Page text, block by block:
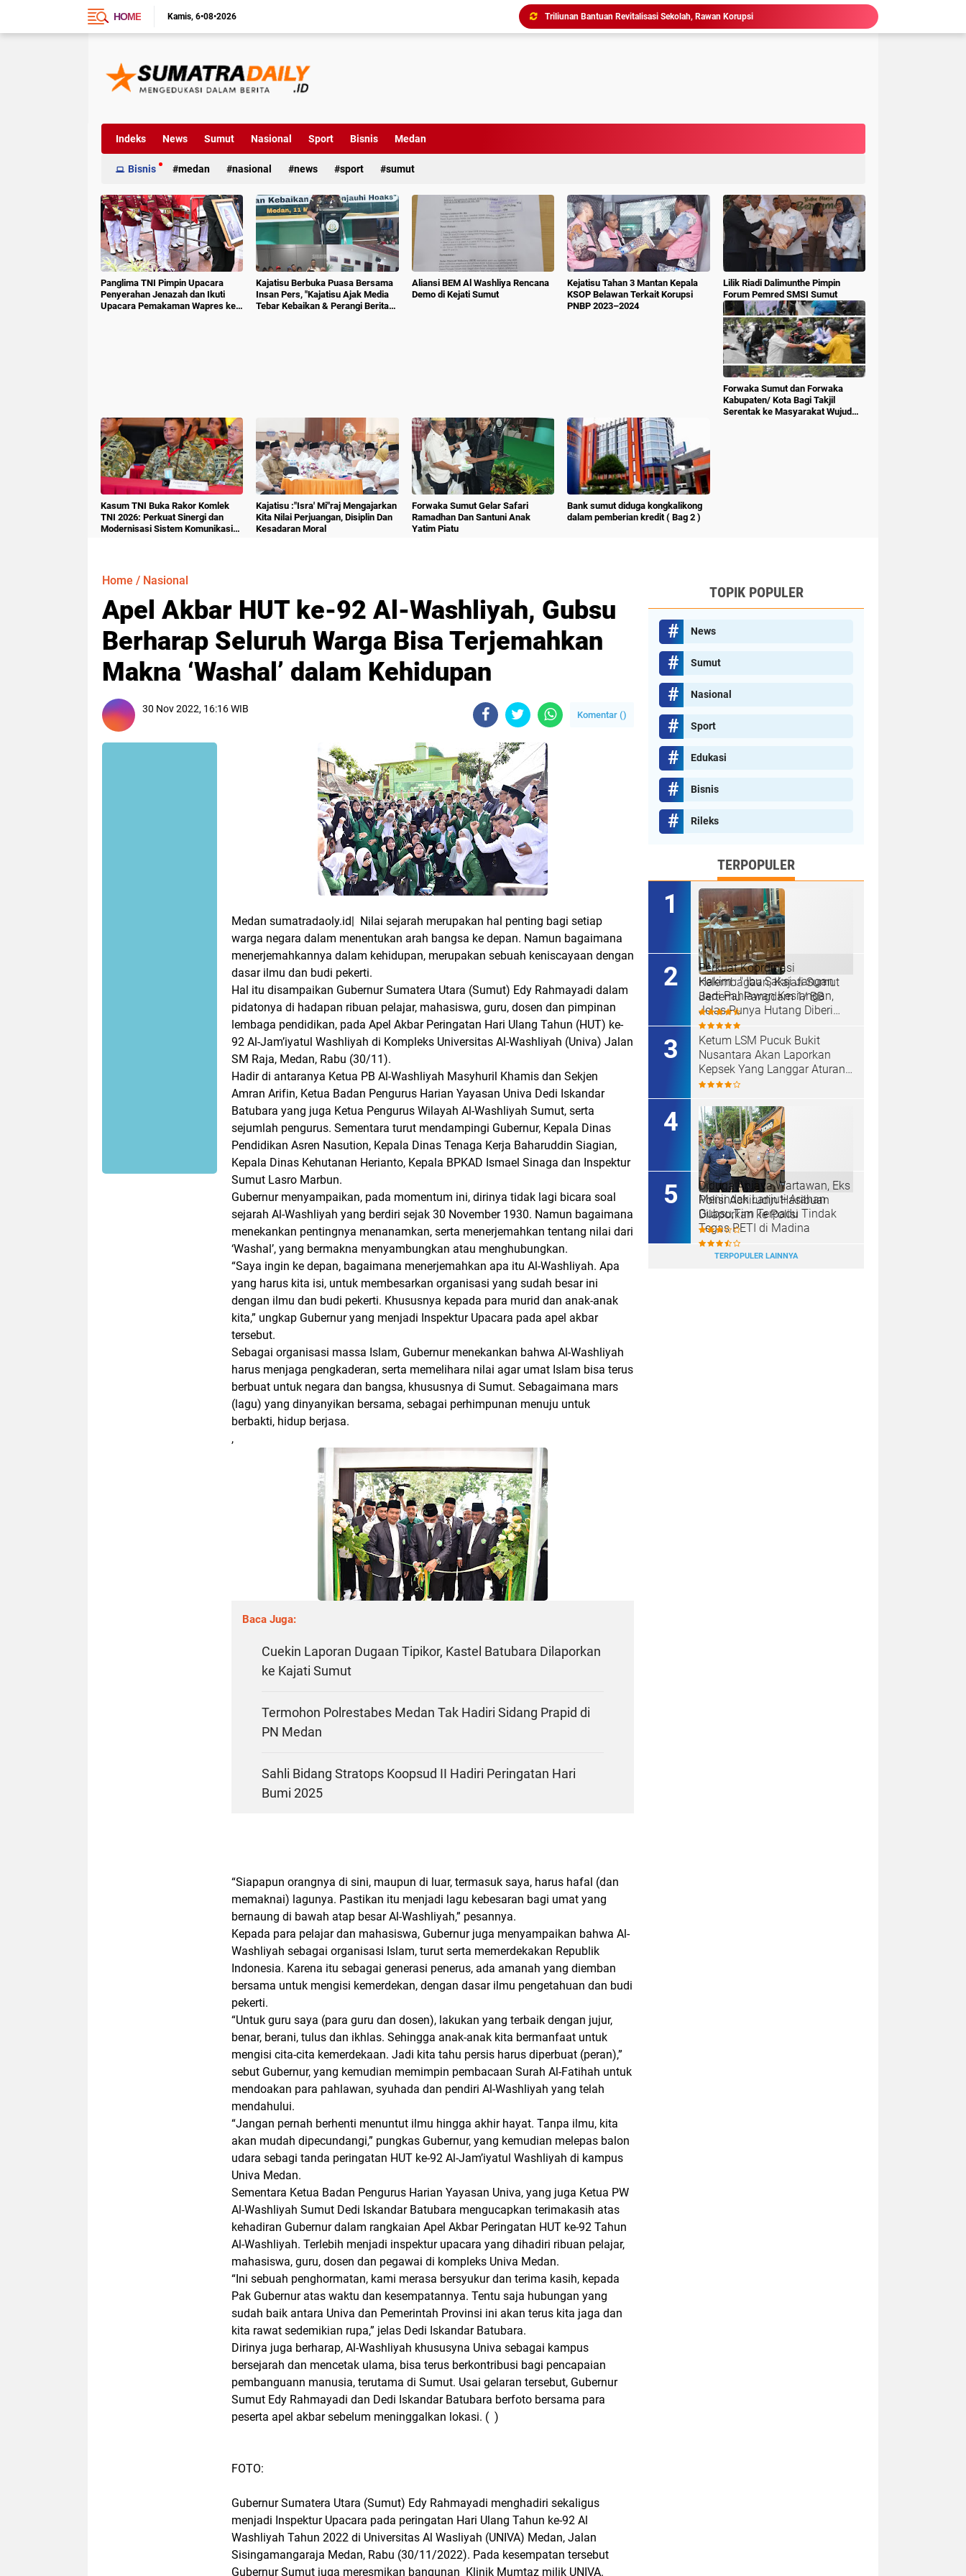
HOME Kamis 6•08•2026
Triliunan Bantuan Revitalisasi Sekolah, Rawan Korupsi
Menindak Lanjuti Arahan Gubsu,Tim Terpadu Tindak Tegas PETI di Madina
Sidang Korupsi Waterfront City Samosir: Eks PPK Akui Hanya Lanjutkan Pekerjaan, KPA Beberkan Pengawasan Proyek
Indeks News Sumut Nasional Sport Bisnis Medan
Bisnis medan nasional news sport sumut
Panglima TNI Pimpin Upacara
Penyerahan Jenazah dan Ikuti
Upacara Pemakaman Wapres ke-
Kajatisu Berbuka Puasa Bersama
Insan Pers, "Kajatisu Ajak Media
Tebar Kebaikan & Perangi Berita
Aliansi BEM Al Washliya Rencana
Demo di Kejati Sumut
Kejatisu Tahan 3 Mantan Kepala
KSOP Belawan Terkait Korupsi
PNBP 2023–2024
Lilik Riadi Dalimunthe Pimpin
Forum Pemred SMSI Sumut
Forwaka Sumut dan Forwaka
Kabupaten/ Kota Bagi Takjil
Serentak ke Masyarakat Wujud
Kasum TNI Buka Rakor Komlek
TNI 2026: Perkuat Sinergi dan
Modernisasi Sistem Komunikasi
Kajatisu :"Isra' Mi"raj Mengajarkan
Kita Nilai Perjuangan, Disiplin Dan
Kesadaran Moral
Forwaka Sumut Gelar Safari
Ramadhan Dan Santuni Anak
Yatim Piatu
Bank sumut diduga kongkalikong
dalam pemberian kredit ( Bag 2 )
Home / Nasional
Apel Akbar HUT ke-92 Al-Washliyah, Gubsu
Berharap Seluruh Warga Bisa Terjemahkan
Makna ‘Washal’ dalam Kehidupan
30 Nov 2022, 16:16 WIB
Komentar ()
Medan sumatradaoly.id| Nilai sejarah merupakan hal penting bagi setiap
warga negara dalam menentukan arah bangsa ke depan. Namun bagaimana
menerjemahkannya dalam kehidupan, merupakan sebuah keniscayaan dengan
dasar ilmu dan budi pekerti.
Hal itu disampaikan Gubernur Sumatera Utara (Sumut) Edy Rahmayadi dalam
pidatonya di hadapan ribuan pelajar, mahasiswa, guru, dosen dan pimpinan
lembaga pendidikan, pada Apel Akbar Peringatan Hari Ulang Tahun (HUT) ke-
92 Al-Jam’iyatul Washliyah di Kompleks Universitas Al-Washliyah (Univa) Jalan
SM Raja, Medan, Rabu (30/11).
Hadir di antaranya Ketua PB Al-Washliyah Masyhuril Khamis dan Sekjen
Amran Arifin, Ketua Badan Pengurus Harian Yayasan Univa Dedi Iskandar
Batubara yang juga Ketua Pengurus Wilayah Al-Washliyah Sumut, serta
sejumlah pengurus. Sementara turut mendampingi Gubernur, Kepala Dinas
Pendidikan Asren Nasution, Kepala Dinas Tenaga Kerja Baharuddin Siagian,
Kepala Dinas Kehutanan Herianto, Kepala BPKAD Ismael Sinaga dan Inspektur
Sumut Lasro Marbun.
Gubernur menyampaikan, pada momentum ini, dirinya tidak lagi bicara soal
sejarah Al-Washliyah yang berdiri sejak 30 November 1930. Namun bagaimana
menekankan pentingnya menanamkan, serta menerjemahkan tentang nilai dari
‘Washal’, yang bermakna menyambungkan atau menghubungkan.
“Saya ingin ke depan, bagaimana menerjemahkan apa itu Al-Washliyah. Apa
yang harus kita isi, untuk membesarkan organisasi yang sudah besar ini
dengan ilmu dan budi pekerti. Khususnya kepada para murid dan anak-anak
kita,” ungkap Gubernur yang menjadi Inspektur Upacara pada apel akbar
tersebut.
Sebagai organisasi massa Islam, Gubernur menekankan bahwa Al-Washliyah
harus menjaga pengkaderan, serta memelihara nilai agar umat Islam bisa terus
berbuat untuk negara dan bangsa, khususnya di Sumut. Sebagaimana mars
(lagu) yang dinyanyikan bersama, sebagai perhimpunan menuju untuk
berbakti, hidup berjasa.
,
Baca Juga:
Cuekin Laporan Dugaan Tipikor, Kastel Batubara Dilaporkan
ke Kajati Sumut
Termohon Polrestabes Medan Tak Hadiri Sidang Prapid di
PN Medan
Sahli Bidang Stratops Koopsud II Hadiri Peringatan Hari
Bumi 2025
“Siapapun orangnya di sini, maupun di luar, termasuk saya, harus hafal (dan
memaknai) lagunya. Pastikan itu menjadi lagu kebesaran bagi umat yang
bernaung di bawah atap besar Al-Washliyah,” pesannya.
Kepada para pelajar dan mahasiswa, Gubernur juga menyampaikan bahwa Al-
Washliyah sebagai organisasi Islam, turut serta memerdekakan Republik
Indonesia. Karena itu sebagai generasi penerus, ada amanah yang diemban
bersama untuk mengisi kemerdekan, dengan dasar ilmu pengetahuan dan budi
pekerti.
“Untuk guru saya (para guru dan dosen), lakukan yang terbaik dengan jujur,
benar, berani, tulus dan ikhlas. Sehingga anak-anak kita bermanfaat untuk
mengisi cita-cita kemerdekaan. Jadi kita tahu persis harus diperbuat (peran),”
sebut Gubernur, yang kemudian memimpin pembacaan Surah Al-Fatihah untuk
mendoakan para pahlawan, syuhada dan pendiri Al-Washliyah yang telah
mendahului.
“Jangan pernah berhenti menuntut ilmu hingga akhir hayat. Tanpa ilmu, kita
akan mudah dipecundangi,” pungkas Gubernur, yang kemudian melepas balon
udara sebagi tanda peringatan HUT ke-92 Al-Jam’iyatul Washliyah di kampus
Univa Medan.
Sementara Ketua Badan Pengurus Harian Yayasan Univa, yang juga Ketua PW
Al-Washliyah Sumut Dedi Iskandar Batubara mengucapkan terimakasih atas
kehadiran Gubernur dalam rangkaian Apel Akbar Peringatan HUT ke-92 Tahun
Al-Washliyah. Terlebih menjadi inspektur upacara yang dihadiri ribuan pelajar,
mahasiswa, guru, dosen dan pegawai di kompleks Univa Medan.
“Ini sebuah penghormatan, kami merasa bersyukur dan terima kasih, kepada
Pak Gubernur atas waktu dan kesempatannya. Tentu saja hubungan yang
sudah baik antara Univa dan Pemerintah Provinsi ini akan terus kita jaga dan
kita rawat sedemikian rupa,” jelas Dedi Iskandar Batubara.
Dirinya juga berharap, Al-Washliyah khususyna Univa sebagai kampus
bersejarah dan mencetak ulama, bisa terus berkontribusi bagi pencapaian
pembanguann manusia, terutama di Sumut. Usai gelaran tersebut, Gubernur
Sumut Edy Rahmayadi dan Dedi Iskandar Batubara berfoto bersama para
peserta apel akbar sebelum meninggalkan lokasi. ( )
FOTO:
Gubernur Sumatera Utara (Sumut) Edy Rahmayadi menghadiri sekaligus
menjadi Inspektur Upacara pada peringatan Hari Ulang Tahun ke-92 Al
Washliyah Tahun 2022 di Universitas Al Wasliyah (UNIVA) Medan, Jalan
Sisingamangaraja Medan, Rabu (30/11/2022). Pada kesempatan tersebut
Gubernur Sumut juga meresmikan bangunan Klinik Mumtaz milik UNIVA.
TOPIK POPULER
News
Sumut
Nasional
Sport
Edukasi
Bisnis
Rileks
TERPOPULER
Hakim : " Ibu Saksi Jangan
Jadi Pahlawan Kesiangan,
Jelas Punya Hutang Diberi
Barang Lagi
Perkuat Koordinasi
Kelembagaan, Kajati Sumut
Bertemu Pangdam 1/ BB
Ketum LSM Pucuk Bukit
Nusantara Akan Laporkan
Kepsek Yang Langgar Aturan
Menteri ke APH , Terkait Dana
Menindak Lanjuti Arahan
Gubsu,Tim Terpadu Tindak
Tegas PETI di Madina
Diduga Aniaya Wartawan, Eks
Polisi Achirudin Hasibuan
Dilaporkan ke Polisi
TERPOPULER LAINNYA